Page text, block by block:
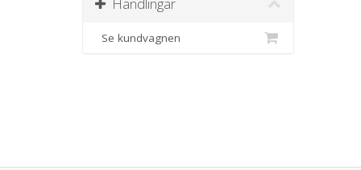
Se kundvagnen